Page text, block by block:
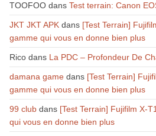
TOOFOOdans Test terrain: Canon
JKT JKT APKdans [Test Terrain]
gamme qui vous en donne bien plus
Ricodans La PDC – Profondeur De
damana gamedans [Test Terrain]
gamme qui vous en donne bien plus
99 clubdans [Test Terrain] Fujifilm X-
qui vous en donne bien plus